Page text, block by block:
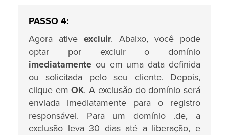
PASSO 4:
Agora ative excluir. Abaixo, você pode
optar por excluir o domínio
imediatamente ou em uma data definida
ou solicitada pelo seu cliente. Depois,
clique emOK. A exclusão do domínio será
enviada imediatamente para o registro
responsável. Para um domínio .de, a
exclusão leva 30 dias até a liberação, e